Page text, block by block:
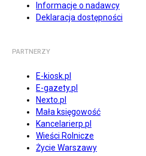
Informacje o nadawcy
Deklaracja dostępności
PARTNERZY
E-kiosk.pl
E-gazety.pl
Nexto.pl
Mała księgowość
Kancelarierp.pl
Wieści Rolnicze
Życie Warszawy